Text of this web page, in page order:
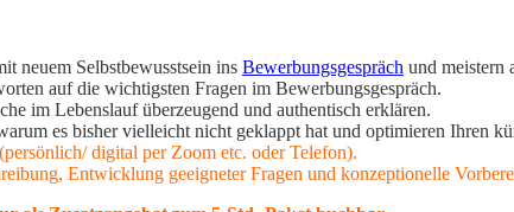
neuem Selbstbewusstsein ins Bewerbungsgespräch und meistern
auf die wichtigsten Fragen im Bewerbungsgespräch.
im Lebenslauf überzeugend und authentisch erklären.
es bisher vielleicht nicht geklappt hat und optimieren Ihren
digital per Zoom etc. oderTelefon).
Entwicklung geeigneter Fragen und konzeptionelle